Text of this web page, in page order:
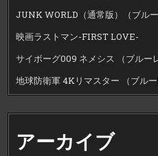
JUNK WORLD（通常版）（ブルー
映画ラストマン-FIRST LOVE-
サイボーグ009 ネメシス （ブルー
地球防衛軍 4Kリマスター （ブルー
アーカイブ